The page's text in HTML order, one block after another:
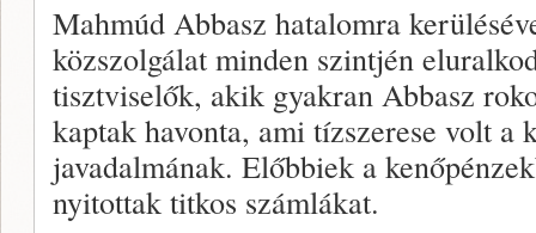
Mahmúd Abbasz hatalomra
közszolgálat minden szintjén
tisztviselők, akik gyakran Abbasz
kaptak havonta, ami tízszerese volt a
javadalmának. Előbbiek a
nyitottak titkos számlákat.